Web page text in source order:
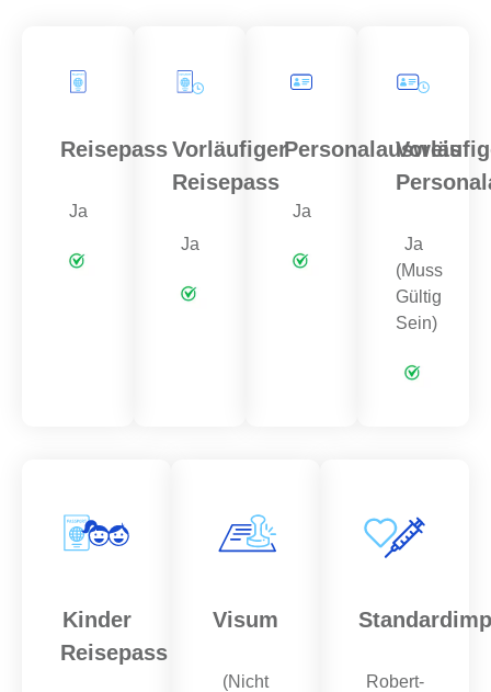
Reisepass
Ja
Vorläufiger
Reisepass
Ja
Personalausweis
Ja
Ja
(Muss
Gültig
Sein)
Kinder
Reisepass
Visum
(Nicht Robert-